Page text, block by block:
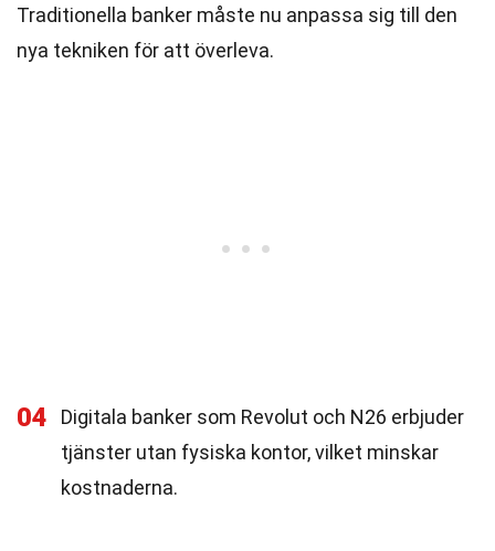
Traditionella banker måste nu anpassa sig till den
nya tekniken för att överleva.
04
Digitala banker som Revolut och N26 erbjuder
tjänster utan fysiska kontor, vilket minskar
kostnaderna.